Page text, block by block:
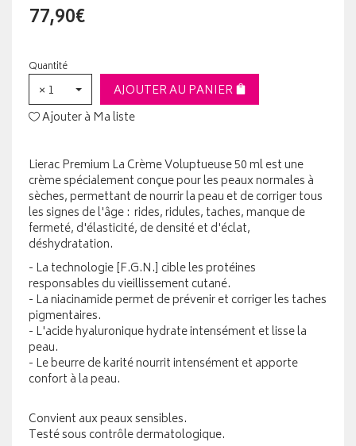
77,90€
Quantité
× 1
AJOUTER AU PANIER
Ajouter à Ma liste
Lierac Premium La Crème Voluptueuse 50 ml est une
crème spécialement conçue pour les peaux normales à
sèches, permettant de nourrir la peau et de corriger tous
les signes de l'âge : rides, ridules, taches, manque de
fermeté, d'élasticité, de densité et d'éclat,
déshydratation.
- La technologie [F.G.N.] cible les protéines
responsables du vieillissement cutané.
- La niacinamide permet de prévenir et corriger les taches
pigmentaires.
- L'acide hyaluronique hydrate intensément et lisse la
peau.
- Le beurre de karité nourrit intensément et apporte
confort à la peau.
Convient aux peaux sensibles.
Testé sous contrôle dermatologique.